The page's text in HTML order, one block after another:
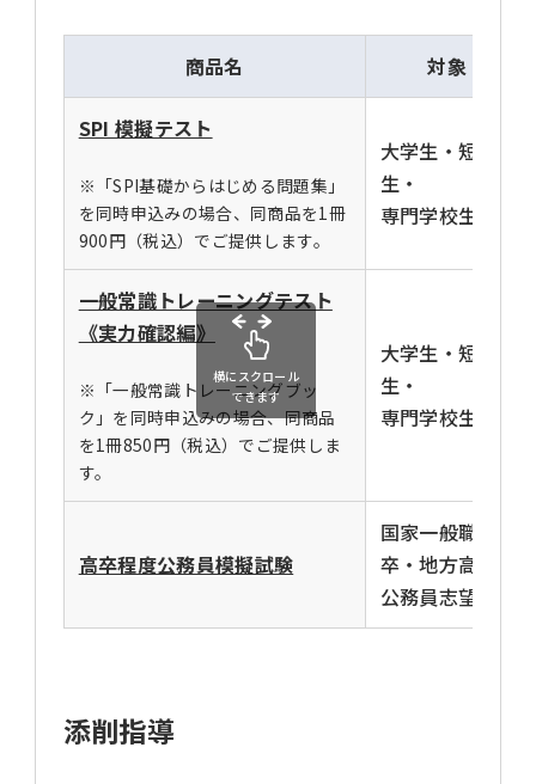
商品名 対象
SPI 模擬テスト
※「SPI基礎からはじめる問題集」
を同時申込みの場合、同商品を1冊
900円（税込）でご提供します。
大学生・短大
生・
専門学校生
一般常識トレーニングテスト
《実力確認編》
※「一般常識トレーニングブッ
ク」を同時申込みの場合、同商品
を1冊850円（税込）でご提供しま
す。
大学生・短大
生・
専門学校生
高卒程度公務員模擬試験
国家一般職高
卒・地方高卒
公務員志望者
横にスクロール
できます
添削指導